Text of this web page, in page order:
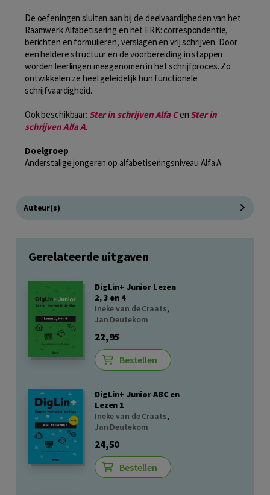
De oefeningen sluiten aan bij de deelvaardigheden van het
Raamwerk Alfabetisering en het ERK: correspondentie,
berichten en formulieren, verslagen en vrij schrijven. Door
een heldere structuur en de voorbereiding in stappen
worden leerlingen meegenomen in het schrijfproces. Zo
ontwikkelen ze heel geleidelijk hun functionele
schrijfvaardigheid.
Ook beschikbaar: Ster in schrijven Alfa C en Ster in
schrijven Alfa A.
Doelgroep
Anderstalige jongeren op alfabetiseringsniveau Alfa A.
Auteur(s)
Gerelateerde uitgaven
DigLin+ Junior Lezen
2, 3 en 4
Ineke van de Craats,
Jan Deutekom
22,95
Bestellen
DigLin+ Junior ABC en
Lezen 1
Ineke van de Craats,
Jan Deutekom
24,50
Bestellen